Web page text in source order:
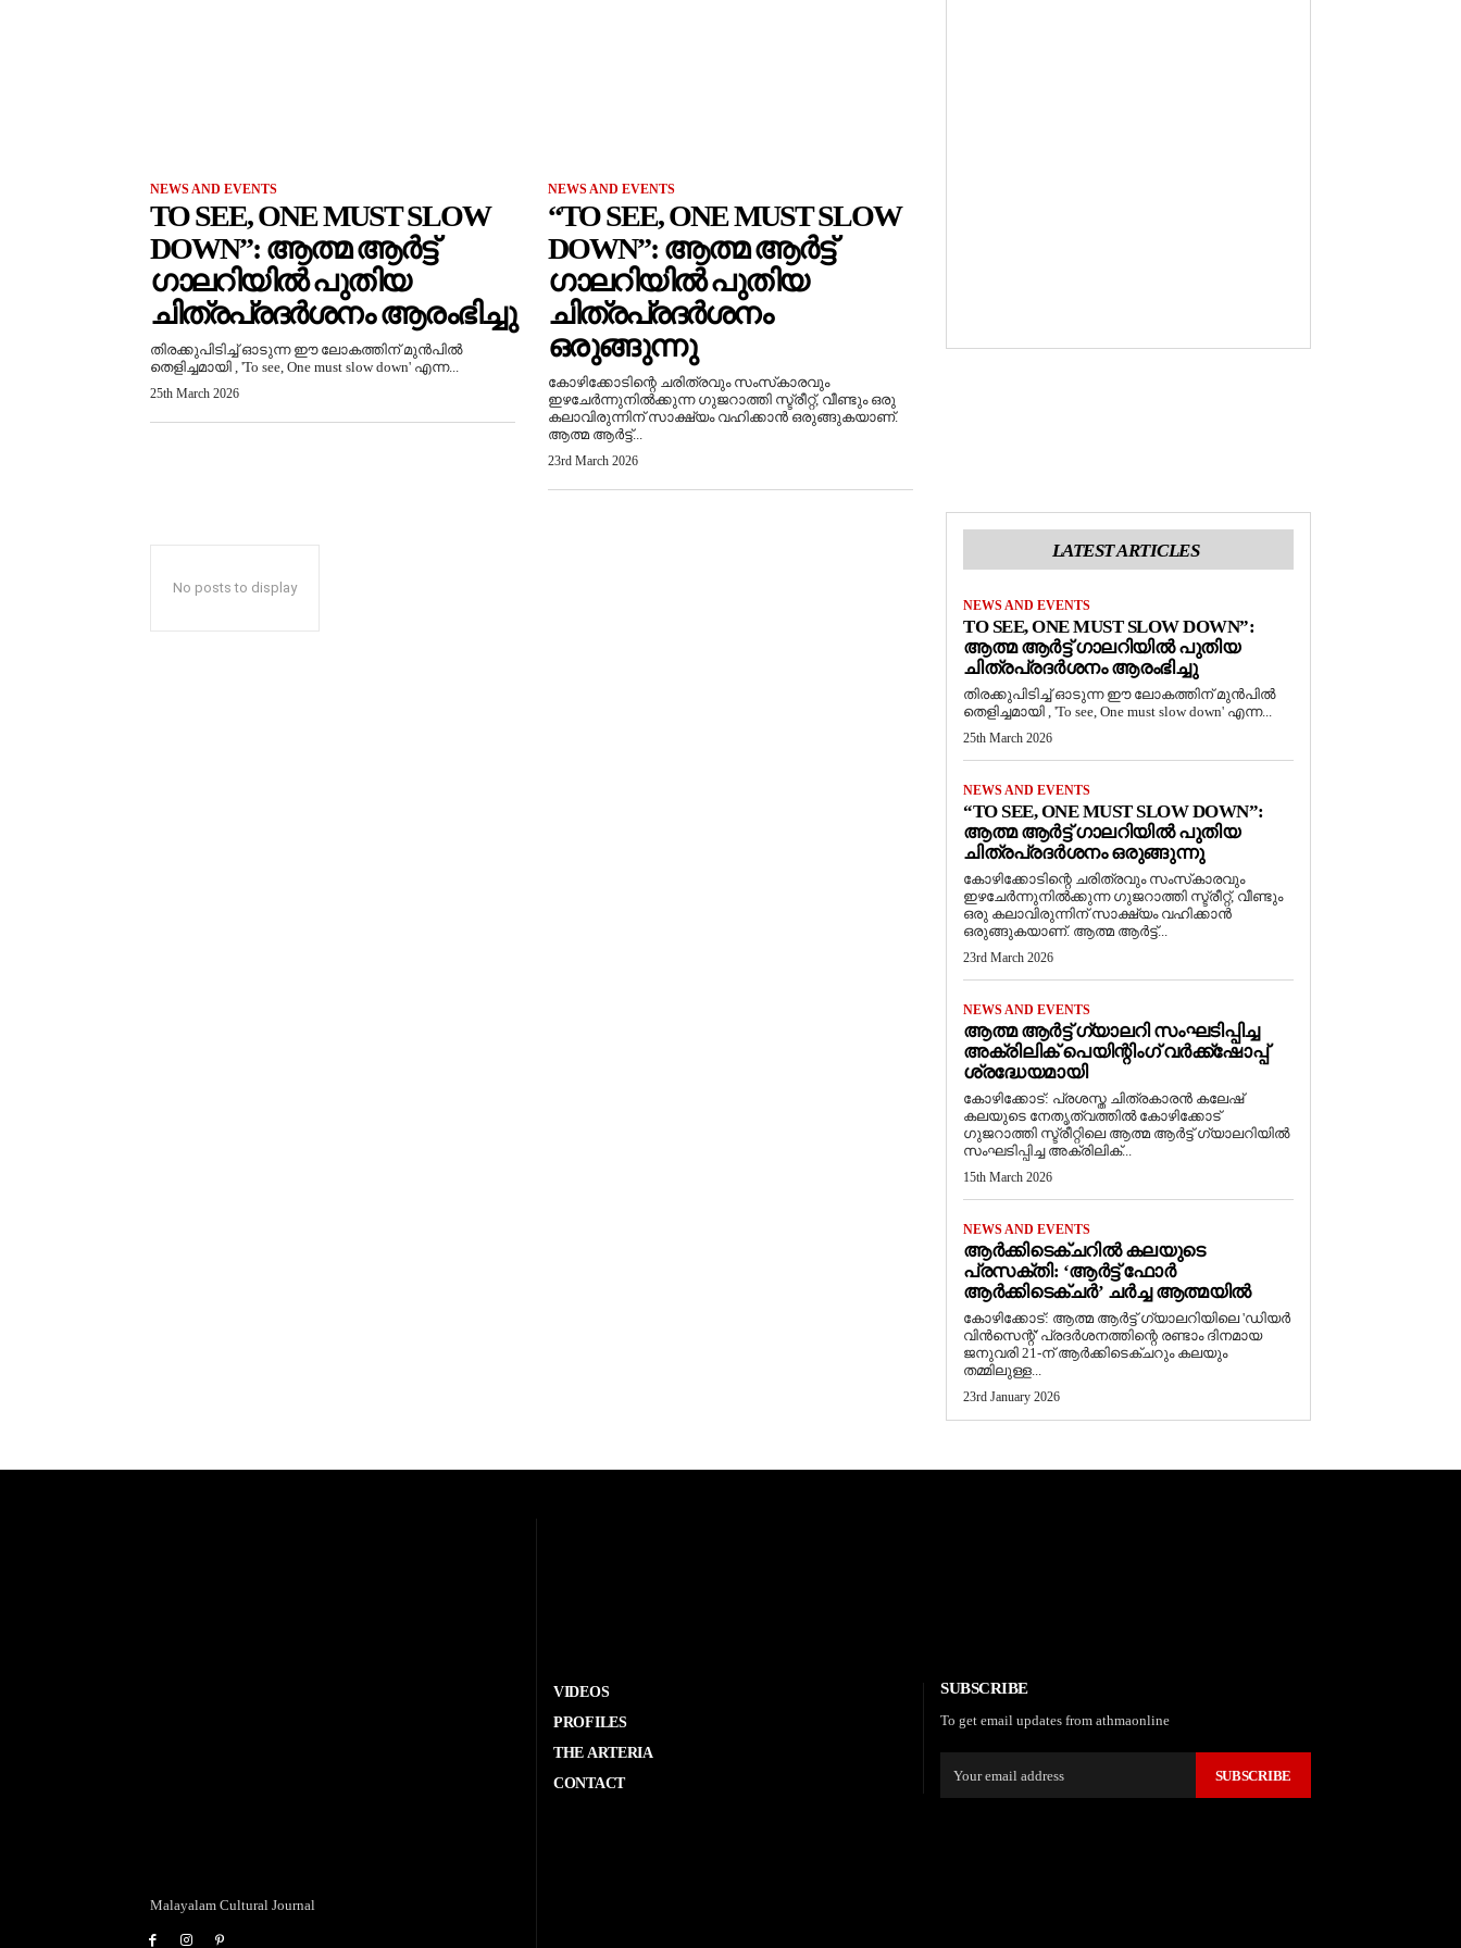
NEWS AND EVENTS
TO SEE, ONE MUST SLOW
DOWN”: ആത്മ ആർട്ട്
ഗാലറിയിൽ പുതിയ
ചിത്രപ്രദർശനം ആരംഭിച്ചു
തിരക്കുപിടിച്ച് ഓടുന്ന ഈ ലോകത്തിന് മുൻപിൽ
തെളിച്ചമായി , 'To see, One must slow down' എന്ന...
25th March 2026
NEWS AND EVENTS
“TO SEE, ONE MUST SLOW
DOWN”: ആത്മ ആർട്ട്
ഗാലറിയിൽ പുതിയ
ചിത്രപ്രദർശനം
ഒരുങ്ങുന്നു
കോഴിക്കോടിന്റെ ചരിത്രവും സംസ്‌കാരവും
ഇഴചേർന്നുനിൽക്കുന്ന ഗുജറാത്തി സ്ട്രീറ്റ്, വീണ്ടും ഒരു
കലാവിരുന്നിന് സാക്ഷ്യം വഹിക്കാൻ ഒരുങ്ങുകയാണ്.
ആത്മ ആർട്ട്...
23rd March 2026
No posts to display
LATEST ARTICLES
NEWS AND EVENTS
TO SEE, ONE MUST SLOW DOWN”:
ആത്മ ആർട്ട് ഗാലറിയിൽ പുതിയ
ചിത്രപ്രദർശനം ആരംഭിച്ചു
തിരക്കുപിടിച്ച് ഓടുന്ന ഈ ലോകത്തിന് മുൻപിൽ
തെളിച്ചമായി , 'To see, One must slow down' എന്ന...
25th March 2026
NEWS AND EVENTS
“TO SEE, ONE MUST SLOW DOWN”:
ആത്മ ആർട്ട് ഗാലറിയിൽ പുതിയ
ചിത്രപ്രദർശനം ഒരുങ്ങുന്നു
കോഴിക്കോടിന്റെ ചരിത്രവും സംസ്‌കാരവും
ഇഴചേർന്നുനിൽക്കുന്ന ഗുജറാത്തി സ്ട്രീറ്റ്, വീണ്ടും
ഒരു കലാവിരുന്നിന് സാക്ഷ്യം വഹിക്കാൻ
ഒരുങ്ങുകയാണ്. ആത്മ ആർട്ട്...
23rd March 2026
NEWS AND EVENTS
ആത്മ ആർട്ട് ഗ്യാലറി സംഘടിപ്പിച്ച
അക്രിലിക് പെയിന്റിംഗ് വർക്ക്‌ഷോപ്പ്
ശ്രദ്ധേയമായി
കോഴിക്കോട്: പ്രശസ്ത ചിത്രകാരൻ കലേഷ്
കലയുടെ നേതൃത്വത്തിൽ കോഴിക്കോട്
ഗുജറാത്തി സ്ട്രീറ്റിലെ ആത്മ ആർട്ട് ഗ്യാലറിയിൽ
സംഘടിപ്പിച്ച അക്രിലിക്...
15th March 2026
NEWS AND EVENTS
ആർക്കിടെക്ചറിൽ കലയുടെ
പ്രസക്തി: ‘ആർട്ട് ഫോർ
ആർക്കിടെക്ചർ’ ചർച്ച ആത്മയിൽ
​കോഴിക്കോട്: ആത്മ ആർട്ട് ഗ്യാലറിയിലെ 'ഡിയർ
വിൻസെന്റ്' പ്രദർശനത്തിന്റെ രണ്ടാം ദിനമായ
ജനുവരി 21-ന് ആർക്കിടെക്ചറും കലയും
തമ്മിലുള്ള...
23rd January 2026
Malayalam Cultural Journal
VIDEOS
PROFILES
THE ARTERIA
CONTACT
SUBSCRIBE
To get email updates from athmaonline
SUBSCRIBE